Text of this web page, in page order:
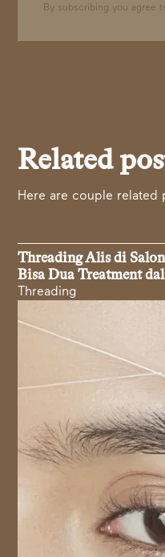
By subscribing you agree
Related
Here are couple related
Threading Alis di
Bisa Dua Treatment
Threading